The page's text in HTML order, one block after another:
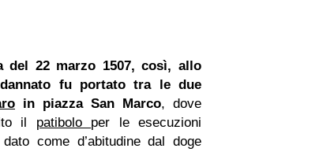
del 22 marzo 1507, così, allo
fu portato tra le due
in piazza San Marco, dove
il patibolo per le esecuzioni
come d’abitudine dal doge